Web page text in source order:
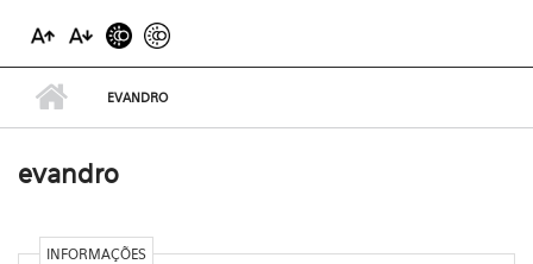
EVANDRO
evandro
INFORMAÇÕES